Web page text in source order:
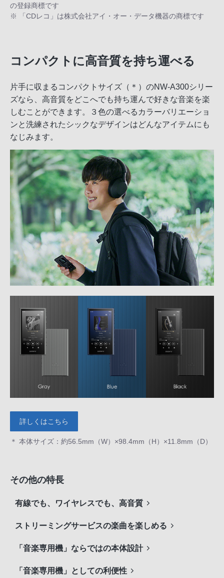
の登録商標です
※ 「CDレコ」は株式会社アイ・オー・データ機器の商標です
コンパクトに高音質を持ち運べる
片手に収まるコンパクトサイズ（＊）のNW-A300シリー
ズなら、高音質をどこへでも持ち運んで好きな音楽を楽
しむことができます。３色の選べるカラーバリエーショ
ンと洗練されたシックなデザインはどんなアイテムにも
なじみます。
詳しくはこちら
＊ 本体サイズ：約56.5mm（W）×98.4mm（H）×11.8mm（D）
その他の特長
有線でも、ワイヤレスでも、高音質
ストリーミングサービスの楽曲を楽しめる
「音楽専用機」ならではの本体設計
「音楽専用機」としての利便性